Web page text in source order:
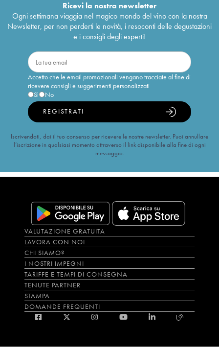
Ricevi la nostra newsletter
Ogni settimana viaggia nel magico mondo del vino con la nostra
Newsletter, per non perderti le novità, i resoconti delle degustazioni
e i consigli degli esperti!
Accetto che le email promozionali vengano tracciate al fine di
ricevere consigli e suggerimenti personalizzati
Sì
No
REGISTRATI
Iscrivendoti, dai il tuo consenso per ricevere le nostre newsletter. Puoi annullare
l’iscrizione in qualsiasi momento attraverso il link disponibile alla fine di ogni
messaggio.
VALUTAZIONE GRATUITA
LAVORA CON NOI
CHI SIAMO?
I NOSTRI IMPEGNI
TARIFFE E TEMPI DI CONSEGNA
TENUTE PARTNER
STAMPA
DOMANDE FREQUENTI